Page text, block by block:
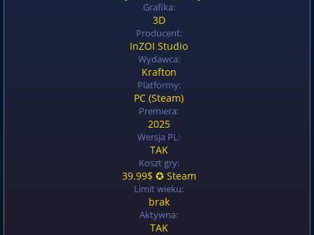
Grafika:
3D
Producent:
InZOI Studio
Wydawca:
Krafton
Platformy:
PC (Steam)
Premiera:
2025
Wersja PL:
TAK
Koszt gry:
39.99$ ✪ Steam
Limit wieku:
brak
Aktywna:
TAK